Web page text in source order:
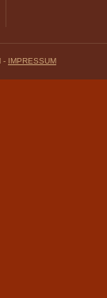
- IMPRESSUM